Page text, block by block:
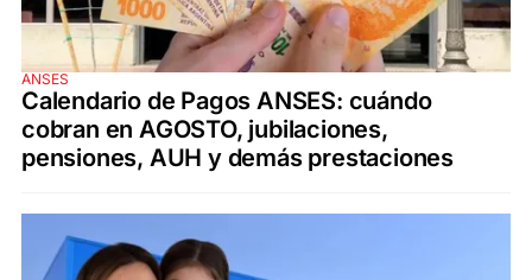
ANSES
Calendario de Pagos ANSES: cuándo
cobran en AGOSTO, jubilaciones,
pensiones, AUH y demás prestaciones